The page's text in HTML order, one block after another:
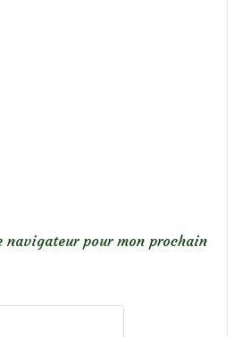
navigateur pour mon prochain